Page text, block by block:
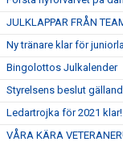
JULKLAPPAR FRÅN
Ny tränare klar för
Bingolottos Julkalender
Styrelsens beslut
Ledartrojka för 2021 klar!
VÅRA KÄRA